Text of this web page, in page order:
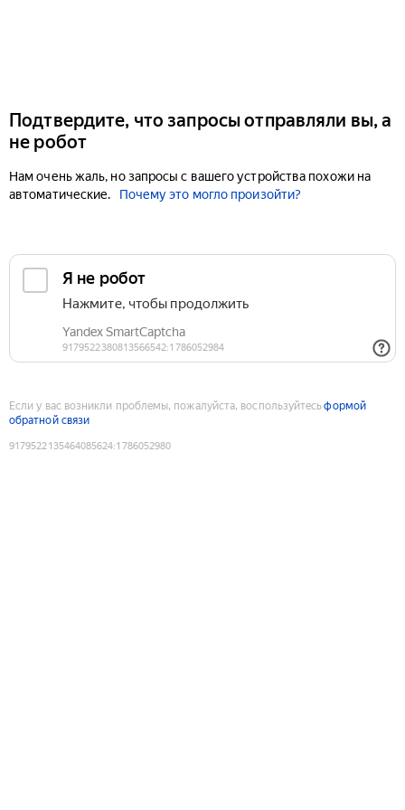
Подтвердите, что запросы отправляли вы, а
не робот
Нам очень жаль, но запросы с вашего устройства похожи на
автоматические.
Почему это могло произойти?
Если у вас возникли проблемы, пожалуйста, воспользуйтесьформой
обратной связи
9179522135464085624:1786052980